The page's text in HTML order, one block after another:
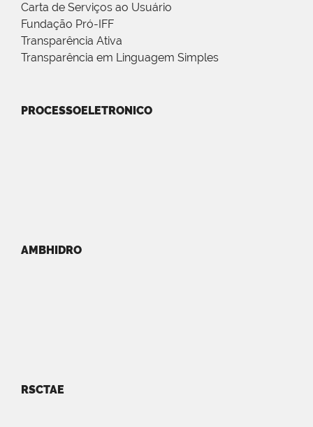
Carta de Serviços ao Usuário
Fundação Pró-IFF
Transparência Ativa
Transparência em Linguagem Simples
PROCESSOELETRONICO
AMBHIDRO
RSCTAE